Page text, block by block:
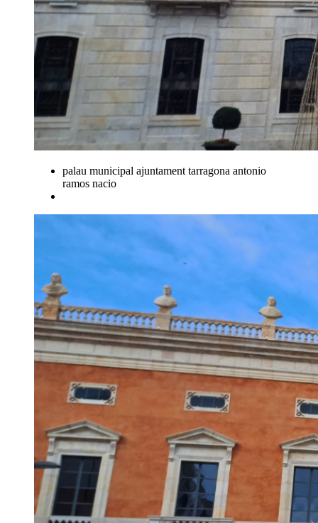
palau municipal ajuntament tarragona antonio
ramos nacio